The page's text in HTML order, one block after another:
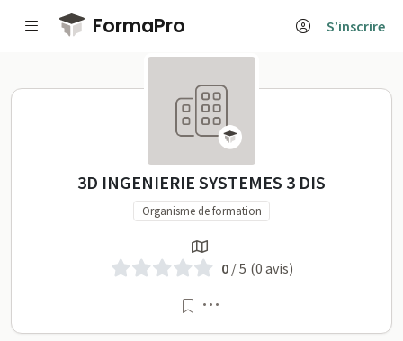
Passer au contenu principal
FormaPro S’inscrire
3D INGENIERIE SYSTEMES 3
3D INGENIERIE SYSTEMES 3 DIS
Organisme de formation
0/ 5 (0 avis)